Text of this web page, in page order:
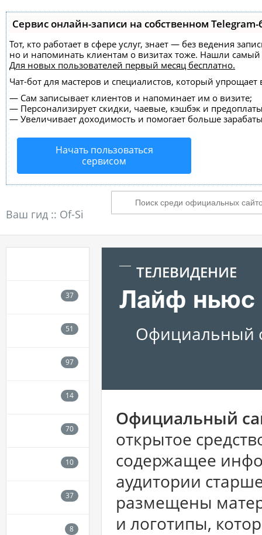
Сервис онлайн-записи на собственном Telegram-
Тот, кто работает в сфере услуг, знает — без ведения
но и напоминать клиентам о визитах тоже. Нашли
Для новых пользователей первый месяц бесплатно.
Чат-бот для мастеров и специалистов, который упрощает
— Сам записывает клиентов и напоминает им о визите;
— Персонализирует скидки, чаевые, кэшбэк и
— Увеличивает доходимость и помогает больше
Начать пользоваться
сервисом
Ваш гид :: Of-Si
ТЕЛЕВИДЕНИЕ
Лайф ньюс
Официальный
Официальный
открытое
содержащее
аудитории
размещены
и логотипы,